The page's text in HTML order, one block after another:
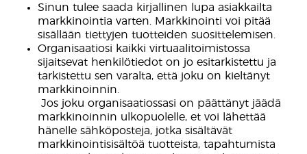
Sinun tulee saada kirjallinen lupa asiakkailta
markkinointia varten. Markkinointi voi pitää
sisällään tiettyjen tuotteiden suosittelemisen.
Organisaatiosi kaikki virtuaalitoimistossa
sijaitsevat henkilötiedot on jo esitarkistettu ja
tarkistettu sen varalta, että joku on kieltänyt
markkinoinnin.
​ Jos joku organisaatiossasi on päättänyt jäädä
markkinoinnin ulkopuolelle, et voi lähettää
hänelle sähköposteja, jotka sisältävät
markkinointisisältöä tuotteista, tapahtumista